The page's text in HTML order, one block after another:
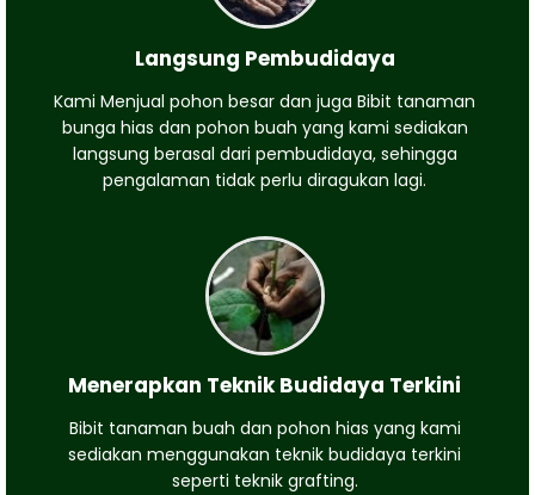
Langsung Pembudidaya
Kami Menjual pohon besar dan juga Bibit tanaman
bunga hias dan pohon buah yang kami sediakan
langsung berasal dari pembudidaya, sehingga
pengalaman tidak perlu diragukan lagi.
Menerapkan Teknik Budidaya Terkini
Bibit tanaman buah dan pohon hias yang kami
sediakan menggunakan teknik budidaya terkini
seperti teknik grafting.